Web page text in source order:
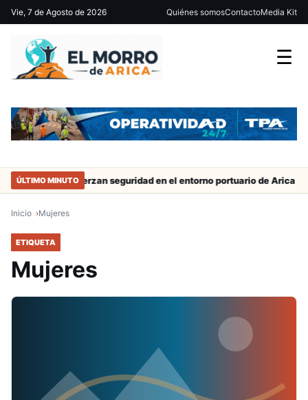
Vie, 7 de Agosto de 2026 Quiénes somosContactoMedia Kit
☰
ÚLTIMO MINUTO
trabajo Refuerzan seguridad en el entorno portuario de Arica
Inicio Mujeres
ETIQUETA
Mujeres